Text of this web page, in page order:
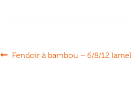
Navigation
Article
Fendoir à bambou – 6/8/12